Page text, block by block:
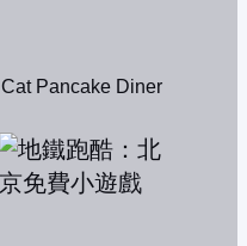
Cat Pancake Diner